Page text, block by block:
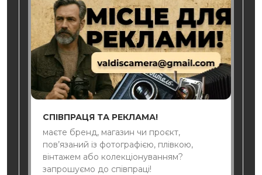
СПІВПРАЦЯ ТА РЕКЛАМА!
маєте бренд, магазин чи проєкт,
пов’язаний із фотографією, плівкою,
вінтажем або колекціонуванням?
запрошуємо до співпраці!